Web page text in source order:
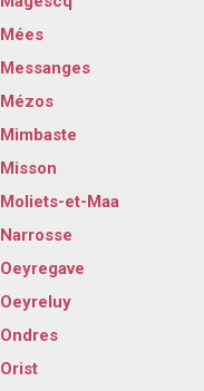
Mées
Messanges
Mézos
Mimbaste
Misson
Moliets-et-Maa
Narrosse
Oeyregave
Oeyreluy
Ondres
Orist